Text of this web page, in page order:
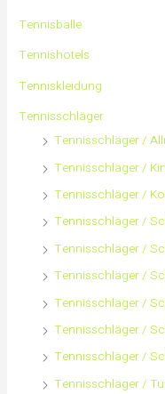
n
a
Tennisbälle
Tennishotels
Tenniskleidung
Tennisschläger
Tennisschläger /
Tennisschläger /
Tennisschläger /
Tennisschläger /
Tennisschläger /
Tennisschläger /
Tennisschläger /
Tennisschläger /
Tennisschläger /
Tennisschläger /